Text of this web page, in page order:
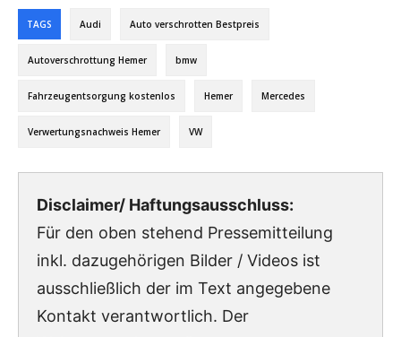
TAGS Audi Auto verschrotten Bestpreis
Autoverschrottung Hemer bmw
Fahrzeugentsorgung kostenlos Hemer Mercedes
Verwertungsnachweis Hemer VW
Disclaimer/ Haftungsausschluss:
Für den oben stehend Pressemitteilung
inkl. dazugehörigen Bilder / Videos ist
ausschließlich der im Text angegebene
Kontakt verantwortlich. Der